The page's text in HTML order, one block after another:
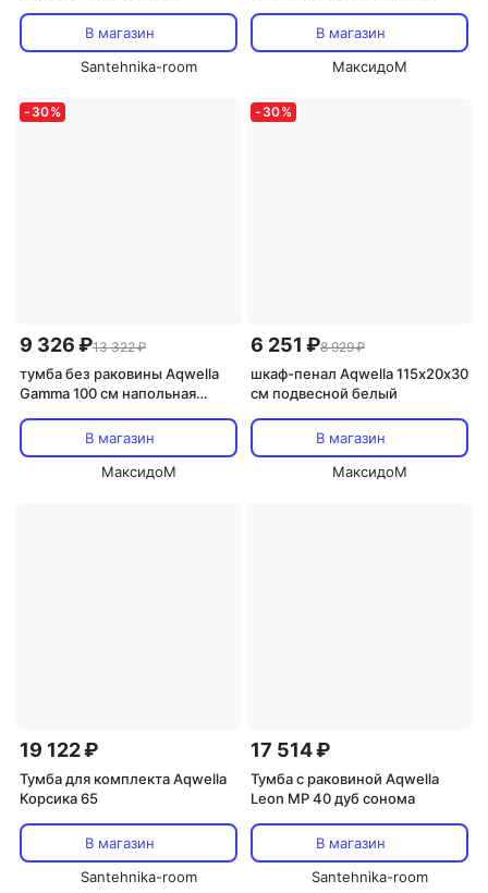
В магазин
Santehnika-room
В магазин
МаксидоМ
- 30%
9 326 ₽13 322 ₽
тумба без раковины Aqwella
Gamma 100 см напольная
В магазин
МаксидоМ
- 30%
6 251 ₽8 929 ₽
шкаф-пенал Aqwella 115х20х30
см подвесной белый
В магазин
МаксидоМ
19 122 ₽
Тумба для комплекта Aqwella
Корсика 65
В магазин
Santehnika-room
17 514 ₽
Тумба с раковиной Aqwella
Leon MP 40 дуб сонома
В магазин
Santehnika-room